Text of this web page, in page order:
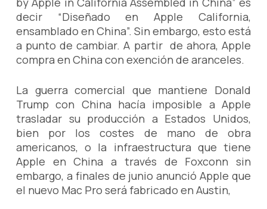
decir “Diseñado en Apple California,
ensamblado en China”. Sin embargo, esto está
a punto de cambiar. A partir de ahora, Apple
compra en China con exención de aranceles.
La guerra comercial que mantiene Donald
Trump con China hacía imposible a Apple
trasladar su producción a Estados Unidos,
bien por los costes de mano de obra
americanos, o la infraestructura que tiene
Apple en China a través de Foxconn sin
embargo, a finales de junio anunció Apple que
el nuevo Mac Pro será fabricado en Austin,